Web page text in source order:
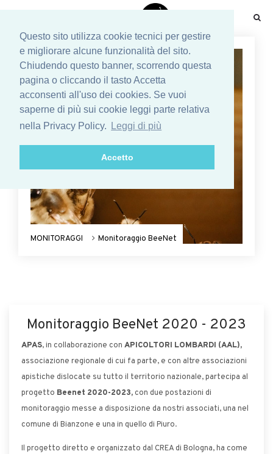
Questo sito utilizza cookie tecnici per gestire
e migliorare alcune funzionalità del sito.
Chiudendo questo banner, scorrendo questa
pagina o cliccando il tasto Accetta
acconsenti all'uso dei cookies. Se vuoi
saperne di più sui cookie leggi parte relativa
nella Privacy Policy.
Leggi di più
Accetto
MONITORAGGI Monitoraggio BeeNet
Monitoraggio BeeNet 2020 - 2023
APAS, in collaborazione con APICOLTORI LOMBARDI (AAL),
associazione regionale di cui fa parte, e con altre associazioni
apistiche dislocate su tutto il territorio nazionale, partecipa al
progetto Beenet 2020-2023,con due postazioni di
monitoraggio messe a disposizione da nostri associati, una nel
comune di Bianzone e una in quello di Piuro.
Il progetto diretto e organizzato dal CREA di Bologna, ha come